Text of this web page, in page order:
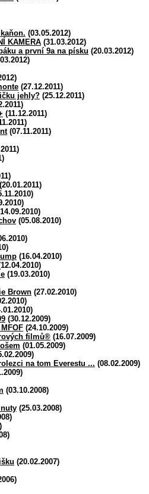
(03.05.2012)
KAMERA (31.03.2012)
a první 9a na písku (20.03.2012)
(27.12.2011)
jehly? (25.12.2011)
(11.12.2011)
(07.11.2011)
(20.01.2011)
(05.08.2010)
(16.04.2010)
(19.03.2010)
Brown (27.02.2010)
(30.12.2009)
(24.10.2009)
filmů® (16.07.2009)
(01.05.2009)
na tom Everestu ... (08.02.2009)
(03.10.2008)
(25.03.2008)
(20.02.2007)